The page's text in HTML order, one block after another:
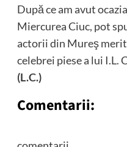
După ce am avut
Miercurea Ciuc, pot
actorii din Mureş
celebrei piese a lui I.L.
(L.C.)
Comentarii: